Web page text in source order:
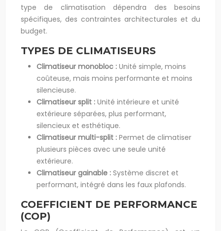
type de climatisation dépendra des besoins
spécifiques, des contraintes architecturales et du
budget.
TYPES DE CLIMATISEURS
Climatiseur monobloc : Unité simple, moins
coûteuse, mais moins performante et moins
silencieuse.
Climatiseur split : Unité intérieure et unité
extérieure séparées, plus performant,
silencieux et esthétique.
Climatiseur multi-split : Permet de climatiser
plusieurs pièces avec une seule unité
extérieure.
Climatiseur gainable : Système discret et
performant, intégré dans les faux plafonds.
COEFFICIENT DE PERFORMANCE
(COP)